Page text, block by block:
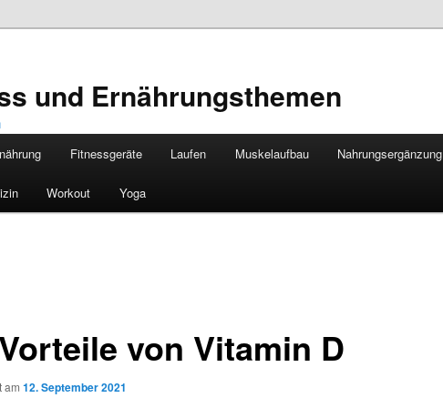
und Ernährungsthemen
Fitnessgeräte Laufen Muskelaufbau Nahrungsergänzung
Workout Yoga
von Vitamin D
am 12. September 2021